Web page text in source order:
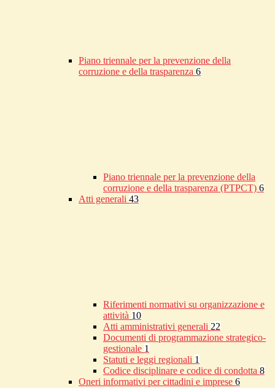
Piano triennale per la prevenzione della
corruzione e della trasparenza 6
Piano triennale per la prevenzione della
corruzione e della trasparenza (PTPCT) 6
Atti generali 43
Riferimenti normativi su organizzazione e
attività 10
Atti amministrativi generali 22
Documenti di programmazione strategico-
gestionale 1
Statuti e leggi regionali 1
Codice disciplinare e codice di condotta 8
Oneri informativi per cittadini e imprese 6